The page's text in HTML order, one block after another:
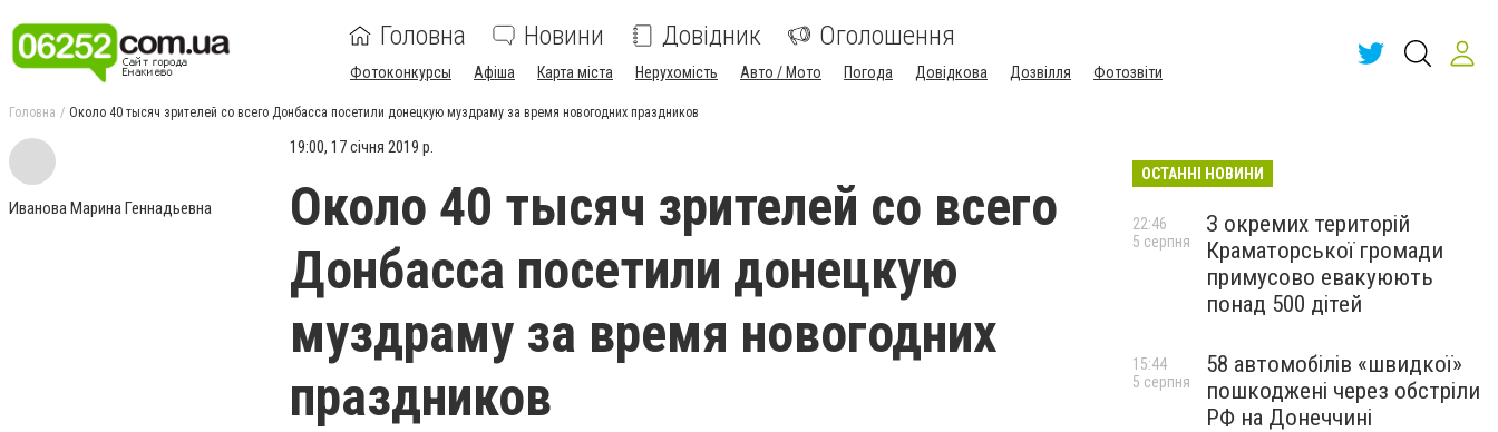
Головна Новини Довідник Оголошення
Фотоконкурсы Афіша Карта міста Нерухомість Авто / Мото Погода Довідкова Дозвілля Фотозвіти
Головна Около 40 тысяч зрителей со всего Донбасса посетили донецкую муздраму за время новогодних праздников
Иванова Марина Геннадьевна
19:00, 17 січня 2019 р.
Около 40 тысяч зрителей со всего
Донбасса посетили донецкую
муздраму за время новогодних
праздников
ОСТАННІ НОВИНИ
З окремих територій
Краматорської громади
примусово евакуюють
понад 500 дітей
22:46
5 серпня
58 автомобілів «швидкої»
пошкоджені через обстріли
РФ на Донеччині
15:44
5 серпня